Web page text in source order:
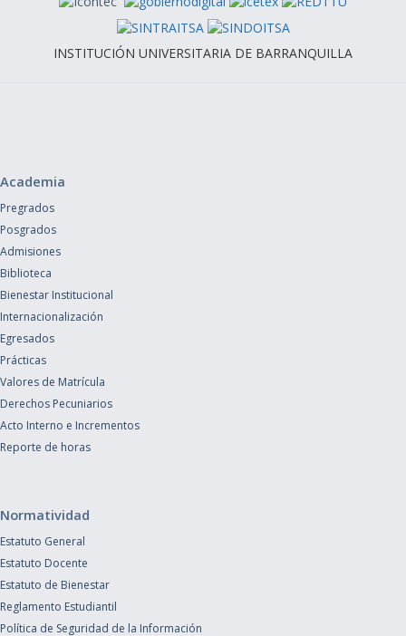
INSTITUCIÓN UNIVERSITARIA DE BARRANQUILLA
Academia
Pregrados
Posgrados
Admisiones
Biblioteca
Bienestar Institucional
Internacionalización
Egresados
Prácticas
Valores de Matrícula
Derechos Pecuniarios
Acto Interno e Incrementos
Reporte de horas
Normatividad
Estatuto General
Estatuto Docente
Estatuto de Bienestar
Reglamento Estudiantil
Política de Seguridad de la Información